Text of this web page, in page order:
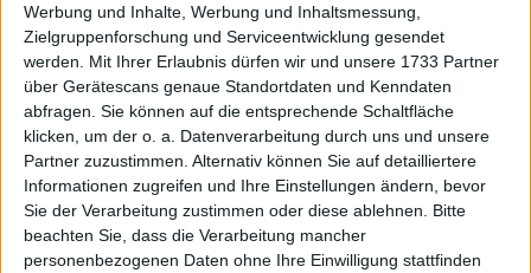
Werbung und Inhalte, Werbung und Inhaltsmessung,
Zielgruppenforschung und Serviceentwicklung gesendet
werden.
Mit Ihrer Erlaubnis dürfen wir und unsere 1733 Partner
über Gerätescans genaue Standortdaten und Kenndaten
abfragen. Sie können auf die entsprechende Schaltfläche
klicken, um der o. a. Datenverarbeitung durch uns und unsere
Partner zuzustimmen. Alternativ können Sie auf detailliertere
Informationen zugreifen und Ihre Einstellungen ändern, bevor
Sie der Verarbeitung zustimmen oder diese ablehnen.
Bitte
beachten Sie, dass die Verarbeitung mancher
personenbezogenen Daten ohne Ihre Einwilligung stattfinden
Sie kann bereits mit Fug und Recht beanspruchen,
die beste Tennisspielerin in der Geschichte der
Philippinen zu sein, eines Landes, das zuvor nie eine
Vertreterin auf höchstem Tennisniveau hatte.
Kürzlich gab sieVogue Philippinesein Interview, in